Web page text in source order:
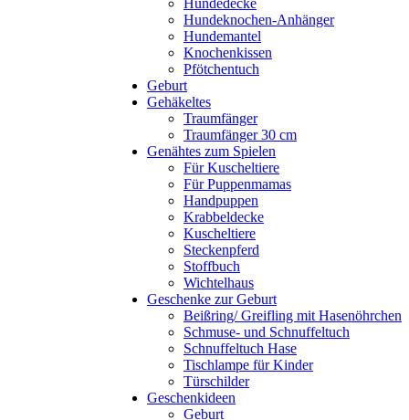
Hundedecke
Hundeknochen-Anhänger
Hundemantel
Knochenkissen
Pfötchentuch
Geburt
Gehäkeltes
Traumfänger
Traumfänger 30 cm
Genähtes zum Spielen
Für Kuscheltiere
Für Puppenmamas
Handpuppen
Krabbeldecke
Kuscheltiere
Steckenpferd
Stoffbuch
Wichtelhaus
Geschenke zur Geburt
Beißring/ Greifling mit Hasenöhrchen
Schmuse- und Schnuffeltuch
Schnuffeltuch Hase
Tischlampe für Kinder
Türschilder
Geschenkideen
Geburt